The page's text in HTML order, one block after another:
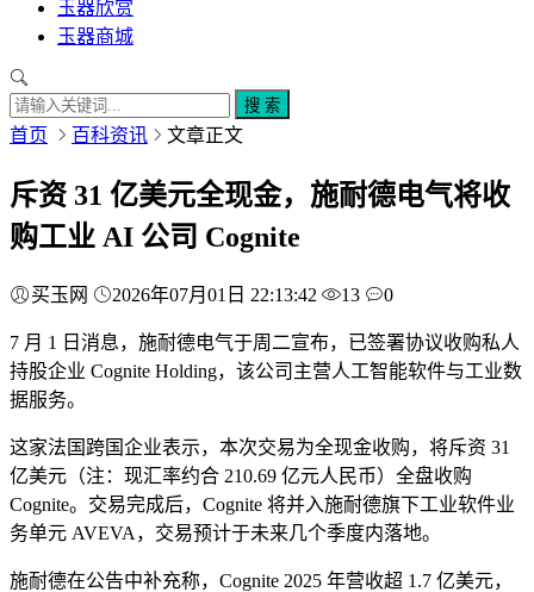
玉器欣赏
玉器商城
搜 索
首页 百科资讯 文章正文
斥资 31 亿美元全现金，施耐德电气将收
购工业 AI 公司 Cognite
买玉网 2026年07月01日 22:13:42 13 0
7 月 1 日消息，施耐德电气于周二宣布，已签署协议收购私人
持股企业 Cognite Holding，该公司主营人工智能软件与工业数
据服务。
这家法国跨国企业表示，本次交易为全现金收购，将斥资 31
亿美元（注：现汇率约合 210.69 亿元人民币）全盘收购
Cognite。交易完成后，Cognite 将并入施耐德旗下工业软件业
务单元 AVEVA，交易预计于未来几个季度内落地。
施耐德在公告中补充称，Cognite 2025 年营收超 1.7 亿美元，